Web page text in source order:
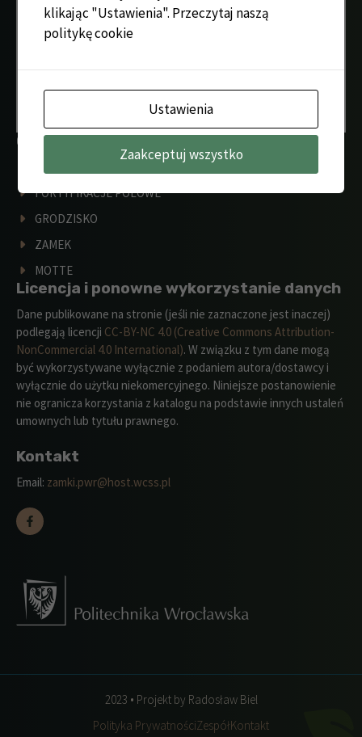
Obiekty wg funkcji
FORTYFIKACJE POLOWE
GRODZISKO
ZAMEK
MOTTE
Licencja i ponowne wykorzystanie danych
Dane publikowane na stronie (jeśli nie zaznaczone jest inaczej)
podlegają licencji CC-BY-NC 4.0 (Creative Commons Attribution-
NonCommercial 4.0 International). W związku z tym dane mogą
być wykorzystywane wyłącznie z podaniem autora/dostawcy i
wyłącznie do użytku niekomercyjnego. Niniejsze postanowienie
nie ogranicza korzystania z katalogu na podstawie innych ustaleń
umownych lub tytułu prawnego.
Kontakt
Email: zamki.pwr@host.wcss.pl
2023 • Projekt by Radosław Biel
Polityka PrywatnościZespółKontakt
klikając "Ustawienia". Przeczytaj naszą
politykę cookie
Ustawienia
Zaakceptuj wszystko